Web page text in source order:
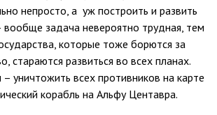
непросто, а уж построить и развить
задача невероятно трудная, тем
которые тоже борются за
стараются развиться во всех планах.
– уничтожить всех противников на карте
корабль на Альфу Центавра.